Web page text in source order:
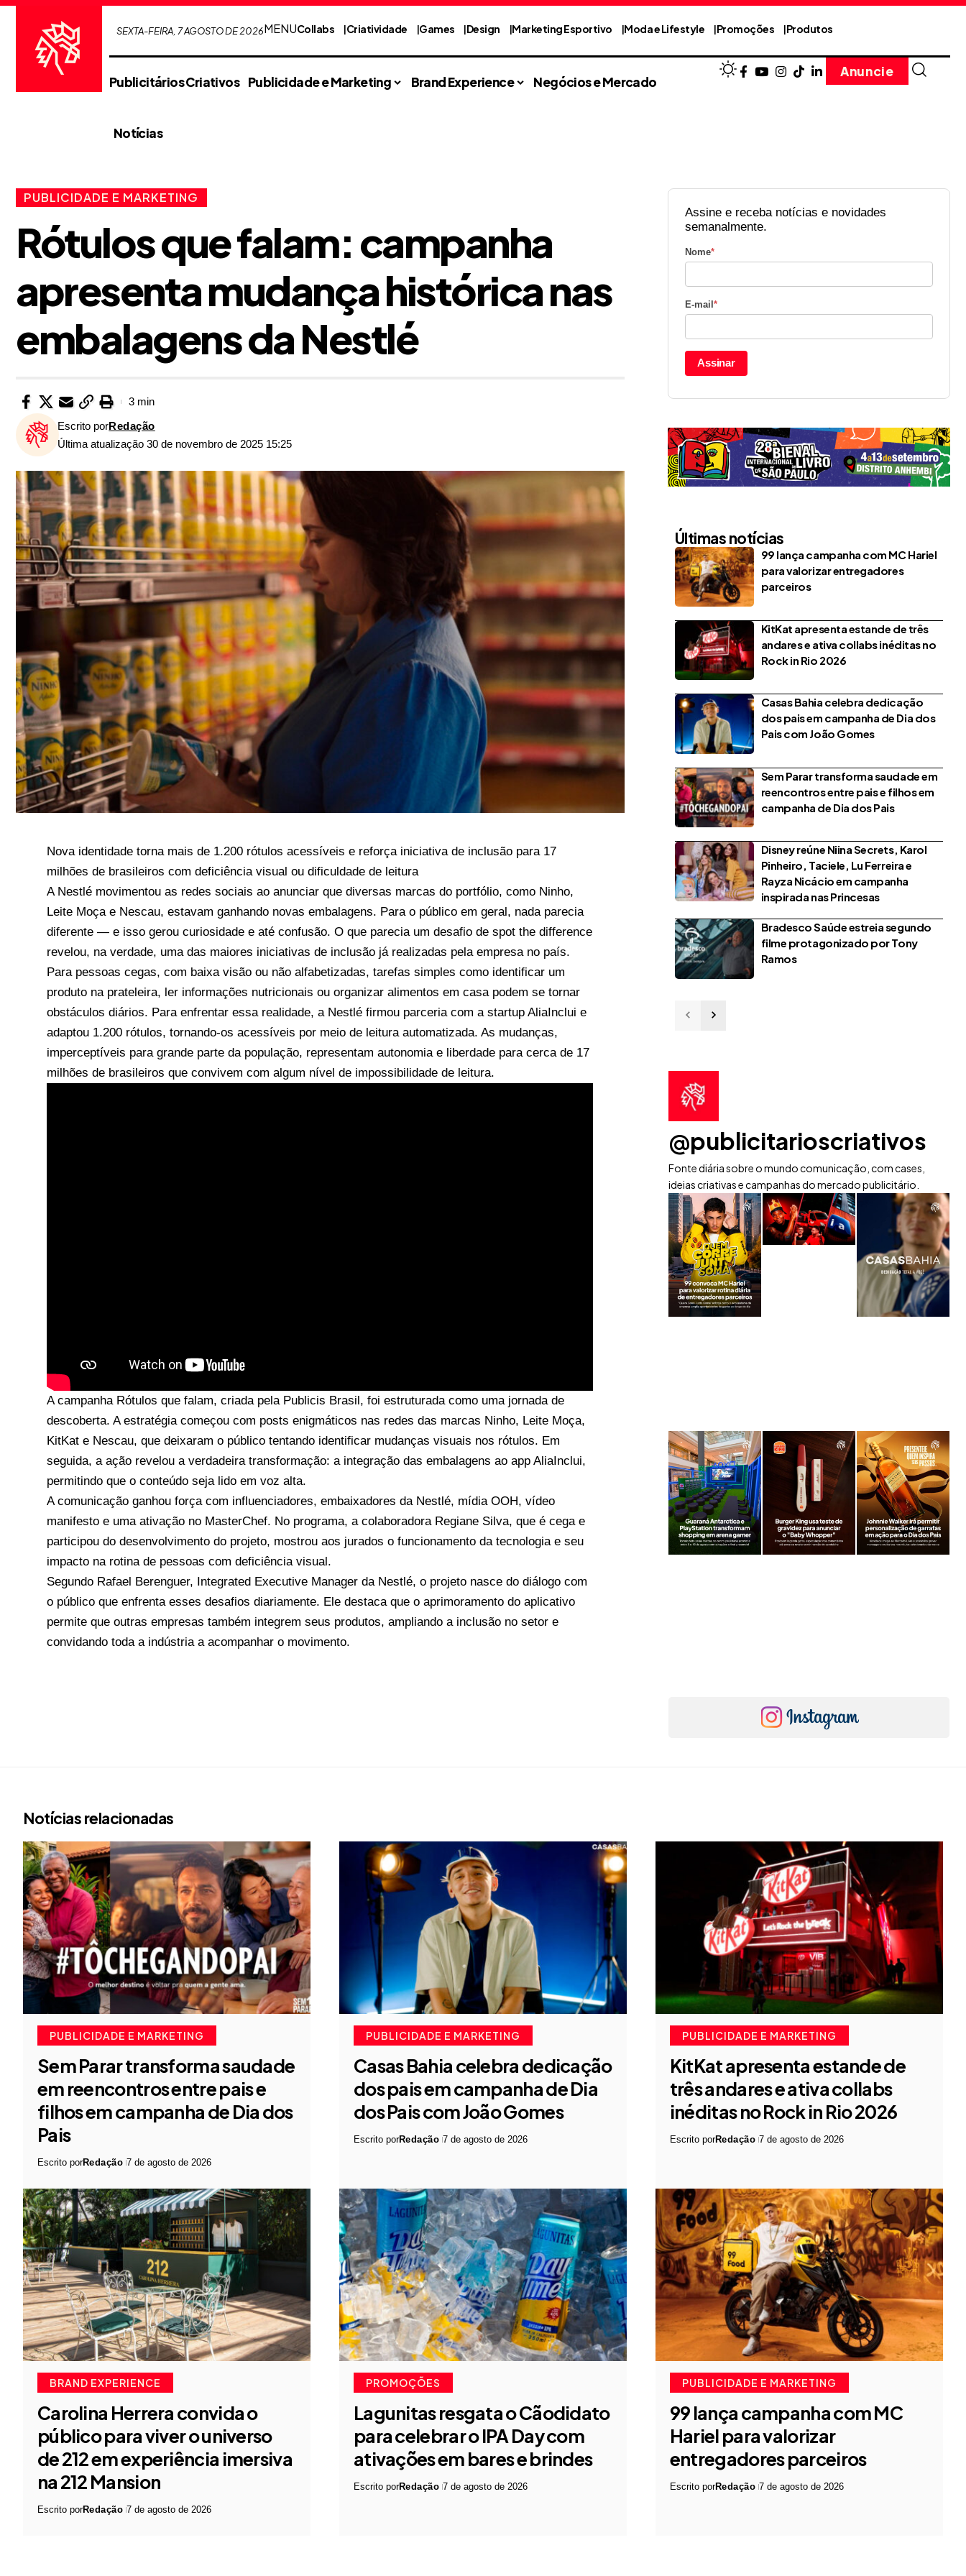
SEXTA-FEIRA, 7 AGOSTO DE 2026MENUCollabs Criatividade Games Design Marketing Esportivo Moda e Lifestyle Promoções Produtos
Publicitários Criativos Publicidade e Marketing Brand Experience Negócios e Mercado
Notícias
Anuncie
PUBLICIDADE E MARKETING
Rótulos que falam: campanha
apresenta mudança histórica nas
embalagens da Nestlé
Última atualização 30 de novembro de 2025 15:25
Escrito porRedação
3 min
Nova identidade torna mais de 1.200 rótulos acessíveis e reforça iniciativa de inclusão para 17
milhões de brasileiros com deficiência visual ou dificuldade de leitura
A Nestlé movimentou as redes sociais ao anunciar que diversas marcas do portfólio, como Ninho,
Leite Moça e Nescau, estavam ganhando novas embalagens. Para o público em geral, nada parecia
diferente — e isso gerou curiosidade e até confusão. O que parecia um desafio de spot the difference
revelou, na verdade, uma das maiores iniciativas de inclusão já realizadas pela empresa no país.
Para pessoas cegas, com baixa visão ou não alfabetizadas, tarefas simples como identificar um
produto na prateleira, ler informações nutricionais ou organizar alimentos em casa podem se tornar
obstáculos diários. Para enfrentar essa realidade, a Nestlé firmou parceria com a startup AliaInclui e
adaptou 1.200 rótulos, tornando-os acessíveis por meio de leitura automatizada. As mudanças,
imperceptíveis para grande parte da população, representam autonomia e liberdade para cerca de 17
milhões de brasileiros que convivem com algum nível de impossibilidade de leitura.
A campanha Rótulos que falam, criada pela Publicis Brasil, foi estruturada como uma jornada de
descoberta. A estratégia começou com posts enigmáticos nas redes das marcas Ninho, Leite Moça,
KitKat e Nescau, que deixaram o público tentando identificar mudanças visuais nos rótulos. Em
seguida, a ação revelou a verdadeira transformação: a integração das embalagens ao app AliaInclui,
permitindo que o conteúdo seja lido em voz alta.
A comunicação ganhou força com influenciadores, embaixadores da Nestlé, mídia OOH, vídeo
manifesto e uma ativação no MasterChef. No programa, a colaboradora Regiane Silva, que é cega e
participou do desenvolvimento do projeto, mostrou aos jurados o funcionamento da tecnologia e seu
impacto na rotina de pessoas com deficiência visual.
Segundo Rafael Berenguer, Integrated Executive Manager da Nestlé, o projeto nasce do diálogo com
o público que enfrenta esses desafios diariamente. Ele destaca que o aprimoramento do aplicativo
permite que outras empresas também integrem seus produtos, ampliando a inclusão no setor e
convidando toda a indústria a acompanhar o movimento.
Assine e receba notícias e novidades
semanalmente.
Nome*
E-mail *
Assinar
Últimas notícias
99 lança campanha com MC Hariel
para valorizar entregadores
parceiros
KitKat apresenta estande de três
andares e ativa collabs inéditas no
Rock in Rio 2026
Casas Bahia celebra dedicação
dos pais em campanha de Dia dos
Pais com João Gomes
Sem Parar transforma saudade em
reencontros entre pais e filhos em
campanha de Dia dos Pais
Disney reúne Niina Secrets, Karol
Pinheiro, Taciele, Lu Ferreira e
Rayza Nicácio em campanha
inspirada nas Princesas
Bradesco Saúde estreia segundo
filme protagonizado por Tony
Ramos
@publicitarioscriativos
Fonte diária sobre o mundo comunicação, com cases,
ideias criativas e campanhas do mercado publicitário.
Notícias relacionadas
PUBLICIDADE E MARKETING
Sem Parar transforma saudade
em reencontros entre pais e
filhos em campanha de Dia dos
Pais
Escrito porRedação 7 de agosto de 2026
PUBLICIDADE E MARKETING
Casas Bahia celebra dedicação
dos pais em campanha de Dia
dos Pais com João Gomes
Escrito porRedação 7 de agosto de 2026
PUBLICIDADE E MARKETING
KitKat apresenta estande de
três andares e ativa collabs
inéditas no Rock in Rio 2026
Escrito porRedação 7 de agosto de 2026
BRAND EXPERIENCE
Carolina Herrera convida o
público para viver o universo
de 212 em experiência imersiva
na 212 Mansion
Escrito porRedação 7 de agosto de 2026
PROMOÇÕES
Lagunitas resgata o Cãodidato
para celebrar o IPA Day com
ativações em bares e brindes
Escrito porRedação 7 de agosto de 2026
PUBLICIDADE E MARKETING
99 lança campanha com MC
Hariel para valorizar
entregadores parceiros
Escrito porRedação 7 de agosto de 2026